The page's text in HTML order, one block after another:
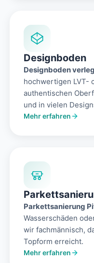
Designboden
Designboden
hochwertigen LVT-
authentischen
und in vielen
Mehr erfahren
Parkettsanierung
Wasserschäden
wir fachmännisch,
Topform erreicht.
Mehr erfahren